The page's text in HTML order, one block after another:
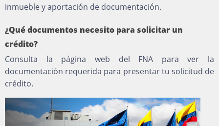
inmueble y aportación de documentación.
¿Qué documentos necesito para solicitar un
crédito?
Consulta la página web del FNA para ver la
documentación requerida para presentar tu solicitud de
crédito.